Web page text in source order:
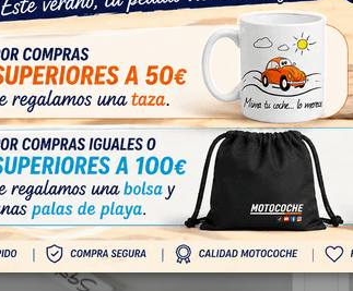
BMW SERIE 1 BERLINA (E81/E87) 118D
OEM:63256924673
ID:731300
12,00 € Sin IVA
14,52 € Con IVA